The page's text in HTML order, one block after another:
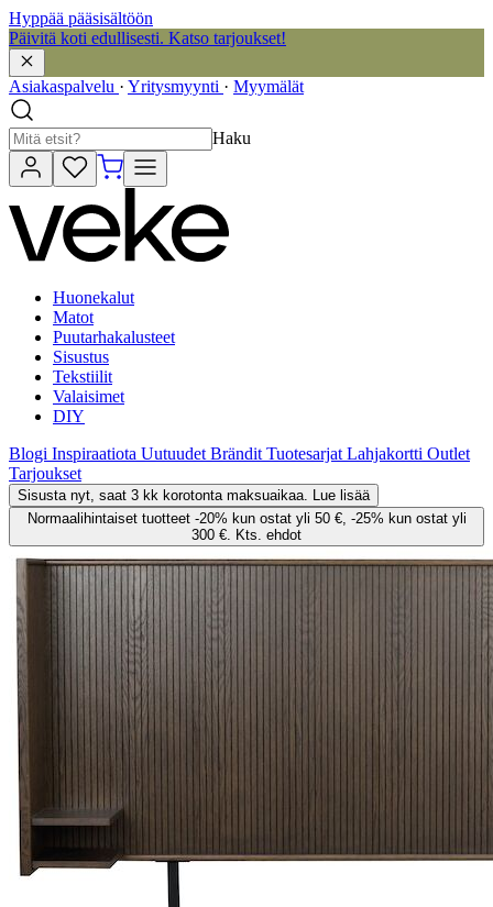
Hyppää pääsisältöön
Päivitä koti edullisesti. Katso tarjoukset!
Asiakaspalvelu · Yritysmyynti · Myymälät
Haku
Huonekalut
Matot
Puutarhakalusteet
Sisustus
Tekstiilit
Valaisimet
DIY
Blogi Inspiraatiota Uutuudet Brändit Tuotesarjat Lahjakortti Outlet
Tarjoukset
Sisusta nyt, saat 3 kk korotonta maksuaikaa. Lue lisää
Normaalihintaiset tuotteet -20% kun ostat yli 50 €, -25% kun ostat yli
300 €. Kts. ehdot